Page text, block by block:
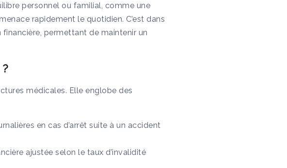
personnel ou familial, comme une
rapidement le quotidien. C’est dans
permettant de maintenir un
médicales. Elle englobe des
en cas d’arrêt suite à un accident
ajustée selon le taux d’invalidité